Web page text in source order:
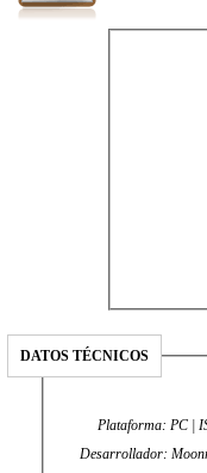
DATOS TÉCNICOS
Plataforma: PC |